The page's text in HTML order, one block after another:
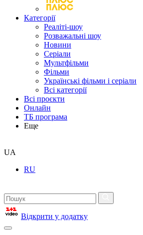
Категорії
Реаліті-шоу
Розважальні шоу
Новини
Серіали
Мультфільми
Фільми
Українські фільми і серіали
Всі категорії
Всі проєкти
Онлайн
ТБ програма
Еще
UA
RU
Відкрити у додатку